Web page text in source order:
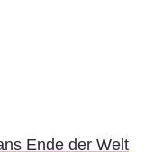
Ende der Welt